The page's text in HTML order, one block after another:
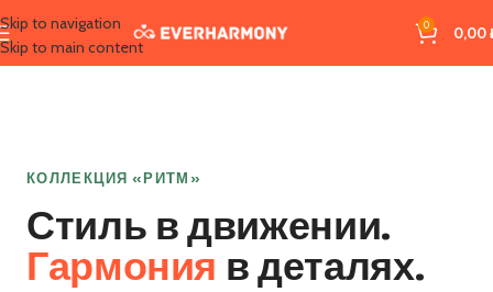
Skip to navigation
Skip to main content
0 0,00
КОЛЛЕКЦИЯ «РИТМ»
Стиль в движении.
Гармония в деталях.